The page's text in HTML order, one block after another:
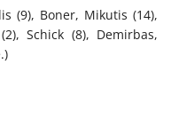
(9), Boner, Mikutis (14),
Schick (8), Demirbas,